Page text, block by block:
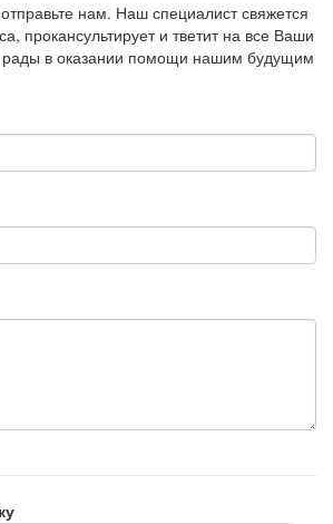
нам. Наш специалист свяжется
прокансультирует и тветит на все Ваши
в оказании помощи нашим будущим